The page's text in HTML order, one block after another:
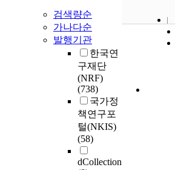
검색량순
가나다순
발행기관
한국연
구재단
(NRF)
(738)
국가정
책연구포
털(NKIS)
(58)
dCollection